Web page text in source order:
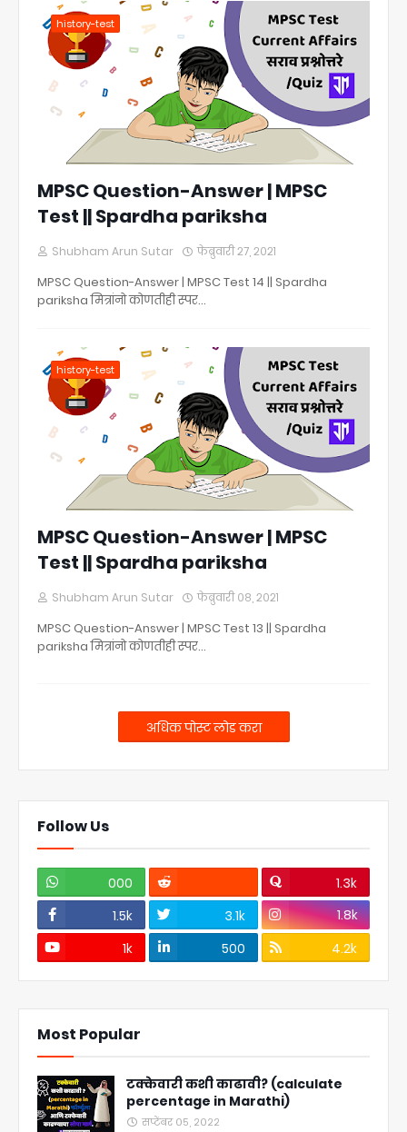
history-test
MPSC Question-Answer | MPSC
Test || Spardha pariksha
Shubham Arun Sutar फेब्रुवारी २७, २०२१
MPSC Question-Answer | MPSC Test 14 || Spardha
pariksha मित्रांनो कोणतीही स्पर…
history-test
MPSC Question-Answer | MPSC
Test || Spardha pariksha
Shubham Arun Sutar फेब्रुवारी ०८, २०२१
MPSC Question-Answer | MPSC Test 13 || Spardha
pariksha मित्रांनो कोणतीही स्पर…
अधिक पोस्ट लोड करा
Follow Us
000
1.3k
1.5k
3.1k
1.8k
1k
500 4.2k
Most Popular
टक्केवारी कशी काढावी? (calculate
percentage in Marathi)
सप्टेंबर ०५, २०२२